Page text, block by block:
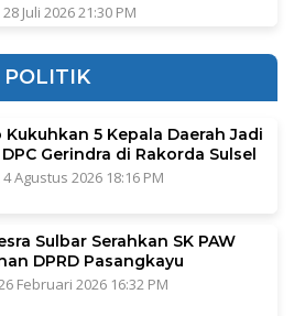
Juli 2026 21:30 PM
POLITIK
Kukuhkan 5 Kepala Daerah Jadi
Gerindra di Rakorda Sulsel
Agustus 2026 18:16 PM
Sulbar Serahkan SK PAW
DPRD Pasangkayu
Februari 2026 16:32 PM